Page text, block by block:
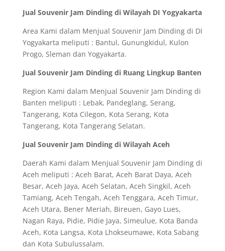
Jual Souvenir Jam Dinding di Wilayah DI Yogyakarta
Area Kami dalam Menjual Souvenir Jam Dinding di DI
Yogyakarta meliputi : Bantul, Gunungkidul, Kulon
Progo, Sleman dan Yogyakarta.
Jual Souvenir Jam Dinding di Ruang Lingkup Banten
Region Kami dalam Menjual Souvenir Jam Dinding di
Banten meliputi : Lebak, Pandeglang, Serang,
Tangerang, Kota Cilegon, Kota Serang, Kota
Tangerang, Kota Tangerang Selatan.
Jual Souvenir Jam Dinding di Wilayah Aceh
Daerah Kami dalam Menjual Souvenir Jam Dinding di
Aceh meliputi : Aceh Barat, Aceh Barat Daya, Aceh
Besar, Aceh Jaya, Aceh Selatan, Aceh Singkil, Aceh
Tamiang, Aceh Tengah, Aceh Tenggara, Aceh Timur,
Aceh Utara, Bener Meriah, Bireuen, Gayo Lues,
Nagan Raya, Pidie, Pidie Jaya, Simeulue, Kota Banda
Aceh, Kota Langsa, Kota Lhokseumawe, Kota Sabang
dan Kota Subulussalam.